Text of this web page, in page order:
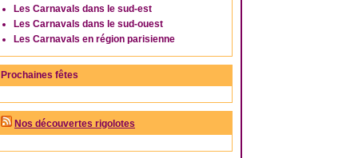
Les Carnavals dans le sud-est
Les Carnavals dans le sud-ouest
Les Carnavals en région parisienne
Prochaines fêtes
Nos découvertes rigolotes